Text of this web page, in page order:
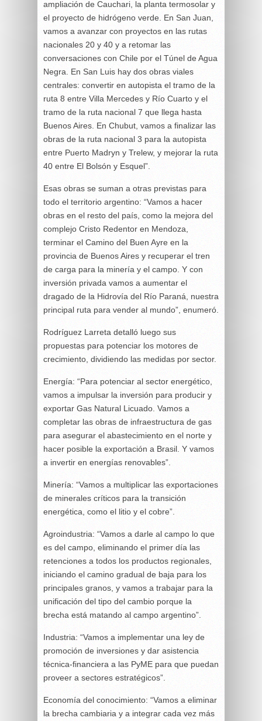
ampliación de Cauchari, la planta termosolar y
el proyecto de hidrógeno verde. En San Juan,
vamos a avanzar con proyectos en las rutas
nacionales 20 y 40 y a retomar las
conversaciones con Chile por el Túnel de Agua
Negra. En San Luis hay dos obras viales
centrales: convertir en autopista el tramo de la
ruta 8 entre Villa Mercedes y Río Cuarto y el
tramo de la ruta nacional 7 que llega hasta
Buenos Aires. En Chubut, vamos a finalizar las
obras de la ruta nacional 3 para la autopista
entre Puerto Madryn y Trelew, y mejorar la ruta
40 entre El Bolsón y Esquel”.
Esas obras se suman a otras previstas para
todo el territorio argentino: “Vamos a hacer
obras en el resto del país, como la mejora del
complejo Cristo Redentor en Mendoza,
terminar el Camino del Buen Ayre en la
provincia de Buenos Aires y recuperar el tren
de carga para la minería y el campo. Y con
inversión privada vamos a aumentar el
dragado de la Hidrovía del Río Paraná, nuestra
principal ruta para vender al mundo”, enumeró.
Rodríguez Larreta detalló luego sus
propuestas para potenciar los motores de
crecimiento, dividiendo las medidas por sector.
Energía: “Para potenciar al sector energético,
vamos a impulsar la inversión para producir y
exportar Gas Natural Licuado. Vamos a
completar las obras de infraestructura de gas
para asegurar el abastecimiento en el norte y
hacer posible la exportación a Brasil. Y vamos
a invertir en energías renovables”.
Minería: “Vamos a multiplicar las exportaciones
de minerales críticos para la transición
energética, como el litio y el cobre”.
Agroindustria: “Vamos a darle al campo lo que
es del campo, eliminando el primer día las
retenciones a todos los productos regionales,
iniciando el camino gradual de baja para los
principales granos, y vamos a trabajar para la
unificación del tipo del cambio porque la
brecha está matando al campo argentino”.
Industria: “Vamos a implementar una ley de
promoción de inversiones y dar asistencia
técnica-financiera a las PyME para que puedan
proveer a sectores estratégicos”.
Economía del conocimiento: “Vamos a eliminar
la brecha cambiaria y a integrar cada vez más